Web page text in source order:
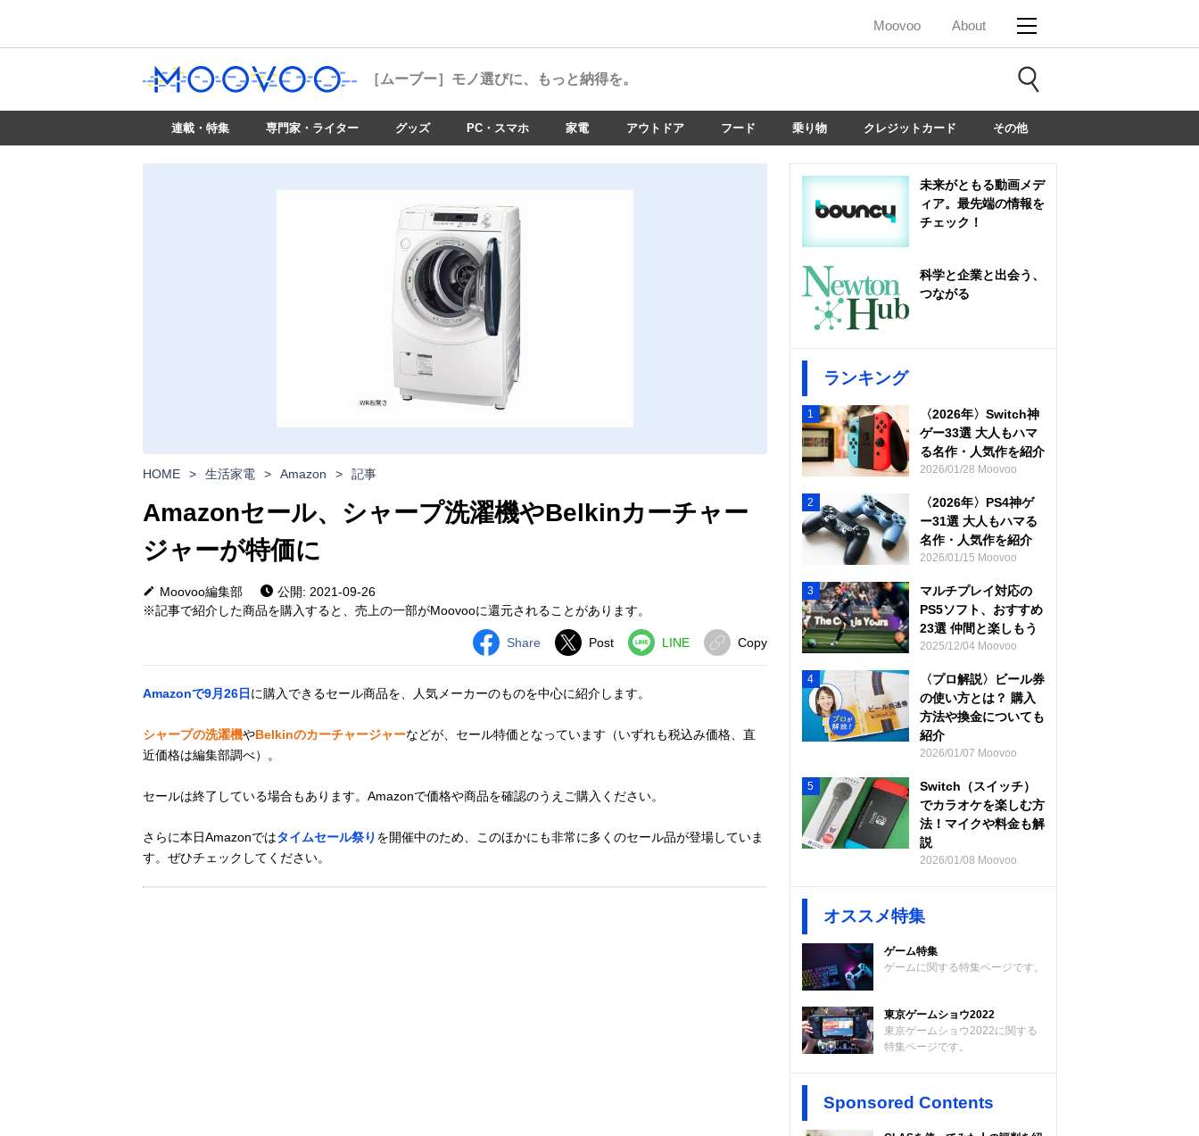
Moovoo About
［ムーブー］ モノ選びに、もっと納得を。
連載・特集 専門家・ライター グッズ PC・スマホ 家電 アウトドア フード 乗り物 クレジットカード その他
HOME > 生活家電 > Amazon > 記事
Amazonセール、シャープ洗濯機やBelkinカーチャー
ジャーが特価に
Moovoo編集部
公開: 2021-09-26
※記事で紹介した商品を購入すると、売上の一部がMoovooに還元されることがあります。
Share Post LINE Copy
Amazonで9月26日 に購入できるセール商品を、人気メーカーのものを中心に紹介します。
シャープの洗濯機やBelkinのカーチャージャーなどが、セール特価となっています（いずれも税込み価格、直
近価格は編集部調べ）。
セールは終了している場合もあります。Amazonで価格や商品を確認のうえご購入ください。
さらに本日Amazonではタイムセール祭り を開催中のため、このほかにも非常に多くのセール品が登場していま
す。ぜひチェックしてください。
未来がともる動画メデ
ィア。最先端の情報を
チェック！
科学と企業と出会う、
つながる
ランキング
1
〈2026年〉Switch神
ゲー33選 大人もハマ
る名作・人気作を紹介
2026/01/28 Moovoo
2
〈2026年〉PS4神ゲ
ー31選 大人もハマる
名作・人気作を紹介
2026/01/15 Moovoo
3
マルチプレイ対応の
PS5ソフト、おすすめ
23選 仲間と楽しもう
2025/12/04 Moovoo
4
〈プロ解説〉ビール券
の使い方とは？ 購入
方法や換金についても
紹介
2026/01/07 Moovoo
5
Switch（スイッチ）
でカラオケを楽しむ方
法！マイクや料金も解
説
2026/01/08 Moovoo
オススメ特集
ゲーム特集
ゲームに関する特集ページです。
東京ゲームショウ2022
東京ゲームショウ2022に関する
特集ページです。
Sponsored Contents